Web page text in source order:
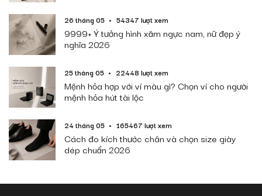
26 tháng 05 54347 lượt xem
9999+ Ý tưởng hình xăm ngực nam, nữ đẹp ý
nghĩa 2026
25 tháng 05 22448 lượt xem
Mệnh hỏa hợp với ví màu gì? Chọn ví cho người
mệnh hỏa hút tài lộc
24 tháng 05 165467 lượt xem
Cách đo kích thước chân và chọn size giày
dép chuẩn 2026